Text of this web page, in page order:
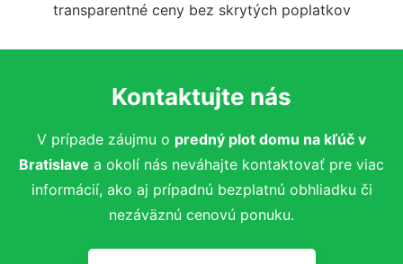
transparentné ceny bez skrytých poplatkov
Kontaktujte nás
V prípade záujmu o predný plot domu na kľúč v
Bratislave a okolí nás neváhajte kontaktovať pre viac
informácií, ako aj prípadnú bezplatnú obhliadku či
nezáväznú cenovú ponuku.